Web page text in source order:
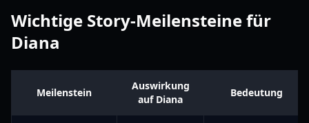
Wichtige Story-Meilensteine für
Diana
Meilenstein
Auswirkung
auf Diana
Bedeutung